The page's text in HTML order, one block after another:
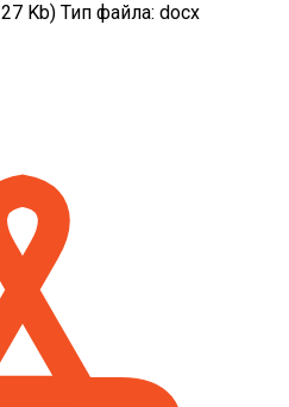
Kb) Тип файла: docx